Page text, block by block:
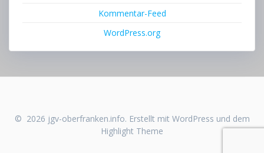
Kommentar-Feed
WordPress.org
© 2026 jgv-oberfranken.info. Erstellt mit WordPress und dem
Highlight Theme